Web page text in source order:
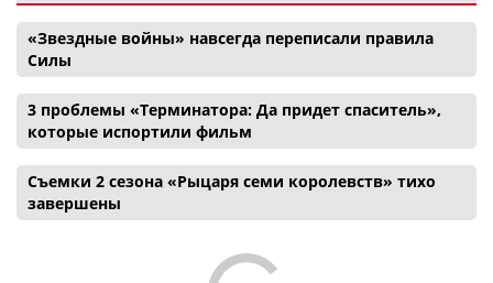
«Звездные войны» навсегда переписали правила
Силы
3 проблемы «Терминатора: Да придет спаситель»,
которые испортили фильм
Съемки 2 сезона «Рыцаря семи королевств» тихо
завершены